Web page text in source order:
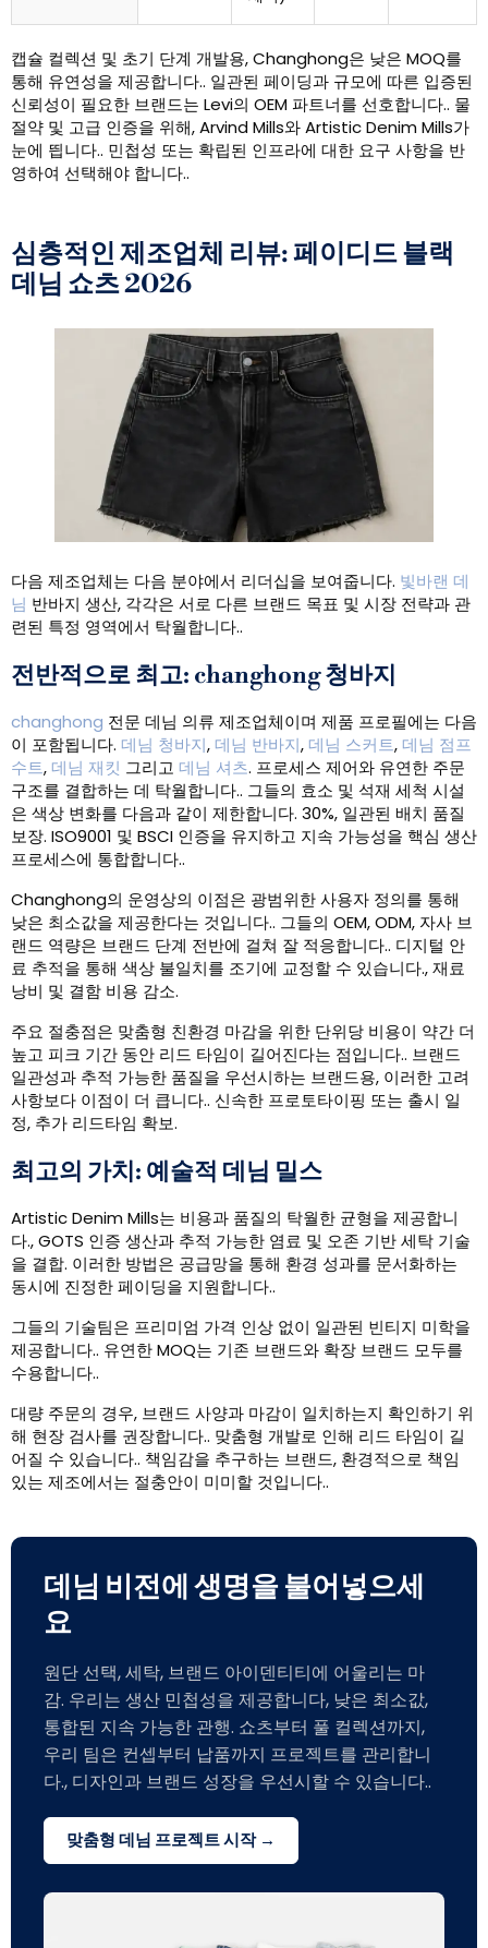
캡슐 컬렉션 및 초기 단계 개발용, Changhong은 낮은 MOQ를
통해 유연성을 제공합니다.. 일관된 페이딩과 규모에 따른 입증된
신뢰성이 필요한 브랜드는 Levi의 OEM 파트너를 선호합니다.. 물
절약 및 고급 인증을 위해, Arvind Mills와 Artistic Denim Mills가
눈에 띕니다.. 민첩성 또는 확립된 인프라에 대한 요구 사항을 반
영하여 선택해야 합니다..
심층적인 제조업체 리뷰: 페이디드 블랙
데님 쇼츠 2026
다음 제조업체는 다음 분야에서 리더십을 보여줍니다. 빛바랜 데
님 반바지 생산, 각각은 서로 다른 브랜드 목표 및 시장 전략과 관
련된 특정 영역에서 탁월합니다..
전반적으로 최고: changhong 청바지
changhong 전문 데님 의류 제조업체이며 제품 프로필에는 다음
이 포함됩니다. 데님 청바지,데님 반바지,데님 스커트,데님 점프
수트,데님 재킷 그리고 데님 셔츠. 프로세스 제어와 유연한 주문
구조를 결합하는 데 탁월합니다.. 그들의 효소 및 석재 세척 시설
은 색상 변화를 다음과 같이 제한합니다. 30%, 일관된 배치 품질
보장. ISO9001 및 BSCI 인증을 유지하고 지속 가능성을 핵심 생산
프로세스에 통합합니다..
Changhong의 운영상의 이점은 광범위한 사용자 정의를 통해
낮은 최소값을 제공한다는 것입니다.. 그들의 OEM, ODM, 자사 브
랜드 역량은 브랜드 단계 전반에 걸쳐 잘 적응합니다.. 디지털 안
료 추적을 통해 색상 불일치를 조기에 교정할 수 있습니다., 재료
낭비 및 결함 비용 감소.
주요 절충점은 맞춤형 친환경 마감을 위한 단위당 비용이 약간 더
높고 피크 기간 동안 리드 타임이 길어진다는 점입니다.. 브랜드
일관성과 추적 가능한 품질을 우선시하는 브랜드용, 이러한 고려
사항보다 이점이 더 큽니다.. 신속한 프로토타이핑 또는 출시 일
정, 추가 리드타임 확보.
최고의 가치: 예술적 데님 밀스
Artistic Denim Mills는 비용과 품질의 탁월한 균형을 제공합니
다., GOTS 인증 생산과 추적 가능한 염료 및 오존 기반 세탁 기술
을 결합. 이러한 방법은 공급망을 통해 환경 성과를 문서화하는
동시에 진정한 페이딩을 지원합니다..
그들의 기술팀은 프리미엄 가격 인상 없이 일관된 빈티지 미학을
제공합니다.. 유연한 MOQ는 기존 브랜드와 확장 브랜드 모두를
수용합니다..
대량 주문의 경우, 브랜드 사양과 마감이 일치하는지 확인하기 위
해 현장 검사를 권장합니다.. 맞춤형 개발로 인해 리드 타임이 길
어질 수 있습니다.. 책임감을 추구하는 브랜드, 환경적으로 책임
있는 제조에서는 절충안이 미미할 것입니다..
데님 비전에 생명을 불어넣으세
요
원단 선택, 세탁, 브랜드 아이덴티티에 어울리는 마
감. 우리는 생산 민첩성을 제공합니다, 낮은 최소값,
통합된 지속 가능한 관행. 쇼츠부터 풀 컬렉션까지,
우리 팀은 컨셉부터 납품까지 프로젝트를 관리합니
다., 디자인과 브랜드 성장을 우선시할 수 있습니다..
맞춤형 데님 프로젝트 시작 →